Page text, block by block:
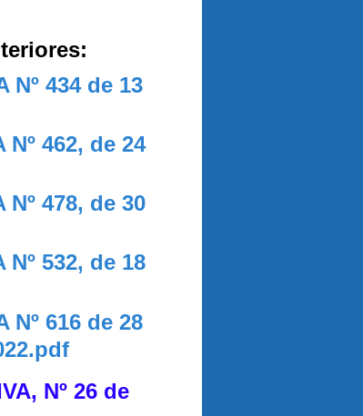
Nº 434 de 13
Nº 462, de 24
Nº 478, de 30
Nº 532, de 18
Nº 616 de 28
Nº 26 de